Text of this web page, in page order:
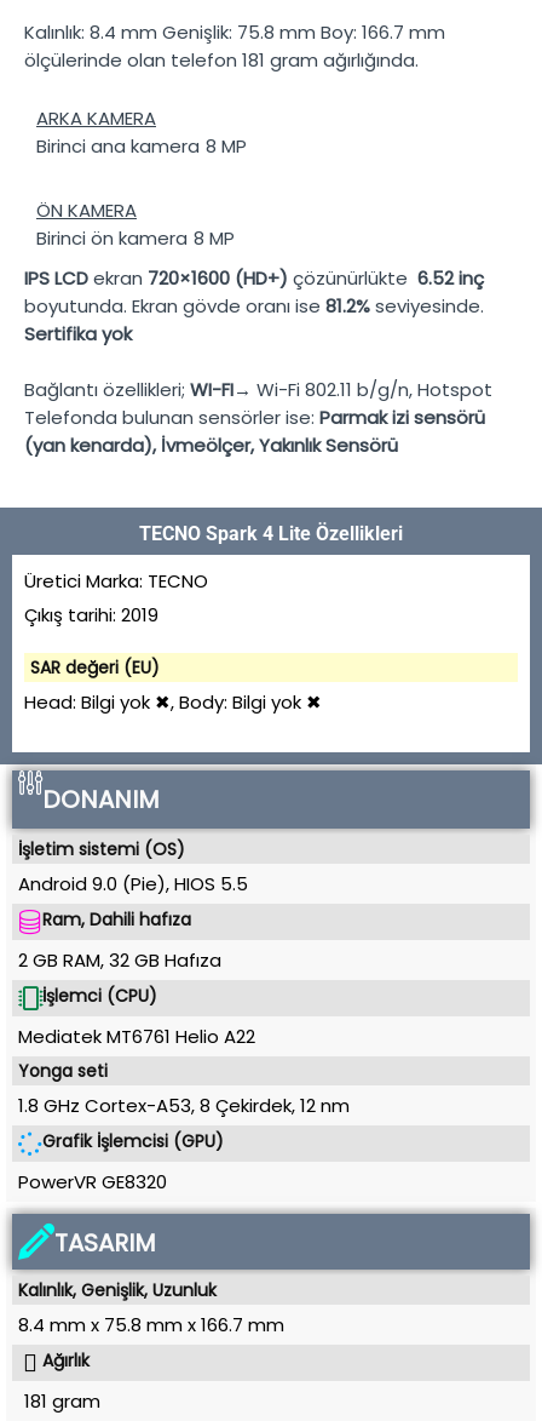
Kalınlık: 8.4 mm Genişlik: 75.8 mm Boy: 166.7 mm
ölçülerinde olan telefon 181 gram ağırlığında.
ARKA KAMERA
Birinci ana kamera 8 MP
ÖN KAMERA
Birinci ön kamera 8 MP
IPS LCDekran 720×1600 (HD+) çözünürlükte 6.52 inç
boyutunda. Ekran gövde oranı ise 81.2%seviyesinde.
Sertifika yok
Bağlantı özellikleri; WI-FI→ Wi-Fi 802.11 b/g/n, Hotspot
Telefonda bulunan sensörler ise: Parmak izi sensörü
(yan kenarda), İvmeölçer, Yakınlık Sensörü
TECNO Spark 4 Lite Özellikleri
Üretici Marka: TECNO
Çıkış tarihi: 2019
SAR değeri (EU)
Head: Bilgi yok ✖, Body: Bilgi yok ✖
DONANIM
İşletim sistemi (OS)
Android 9.0 (Pie),HIOS 5.5
Ram, Dahili hafıza
2 GB RAM,32 GB Hafıza
İşlemci (CPU)
Mediatek MT6761 Helio A22
Yonga seti
1.8 GHz Cortex-A53, 8 Çekirdek,12 nm
Grafik İşlemcisi (GPU)
PowerVR GE8320
TASARIM
Kalınlık, Genişlik, Uzunluk
8.4 mmx 75.8 mmx166.7 mm
Ağırlık
181 gram